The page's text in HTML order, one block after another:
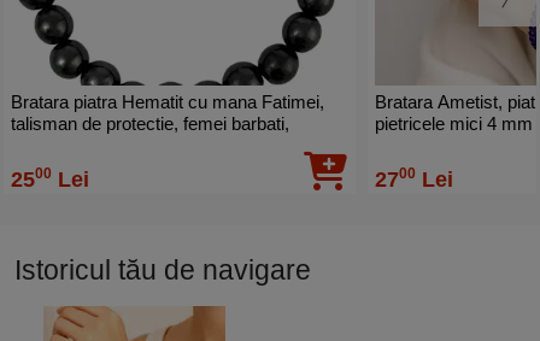
Bratara piatra Hematit cu mana Fatimei,
talisman de protectie, femei barbati,
2500 Lei
Bratara Ametist,
pietricele mici 4 mm
2700 Lei
Istoricul tău de navigare